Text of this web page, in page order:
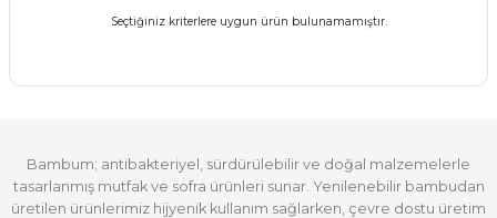
Seçtiğiniz kriterlere uygun ürün bulunamamıştır.
Bambum; antibakteriyel, sürdürülebilir ve doğal malzemelerle
tasarlanmış mutfak ve sofra ürünleri sunar. Yenilenebilir bambudan
üretilen ürünlerimiz hijyenik kullanım sağlarken, çevre dostu üretim